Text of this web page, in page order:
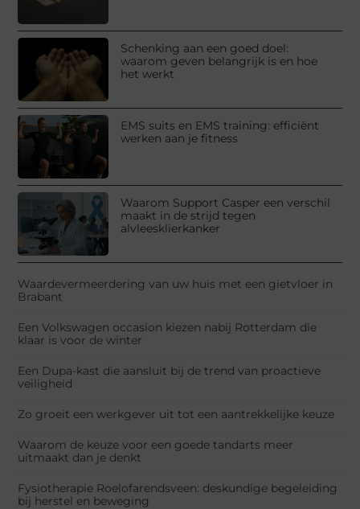
Schenking aan een goed doel:
waarom geven belangrijk is en hoe
het werkt
EMS suits en EMS training: efficiënt
werken aan je fitness
Waarom Support Casper een verschil
maakt in de strijd tegen
alvleesklierkanker
Waardevermeerdering van uw huis met een gietvloer in
Brabant
Een Volkswagen occasion kiezen nabij Rotterdam die
klaar is voor de winter
Een Dupa-kast die aansluit bij de trend van proactieve
veiligheid
Zo groeit een werkgever uit tot een aantrekkelijke keuze
Waarom de keuze voor een goede tandarts meer
uitmaakt dan je denkt
Fysiotherapie Roelofarendsveen: deskundige begeleiding
bij herstel en beweging